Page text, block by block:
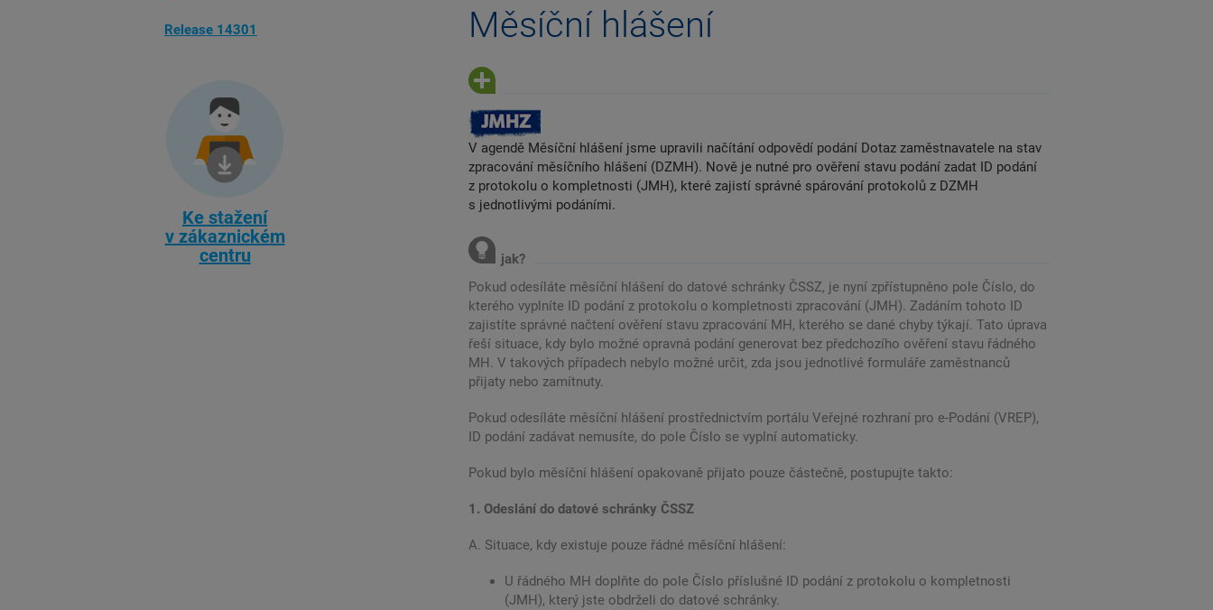
Release 14301
Ke stažení
v zákaznickém
centru
Měsíční hlášení
V agendě Měsíční hlášení jsme upravili načítání odpovědí podání Dotaz zaměstnavatele na stav
zpracování měsíčního hlášení (DZMH). Nově je nutné pro ověření stavu podání zadat ID podání
z protokolu o kompletnosti (JMH), které zajistí správné spárování protokolů z DZMH
s jednotlivými podáními.
Pokud odesíláte měsíční hlášení do datové schránky ČSSZ, je nyní zpřístupněno pole Číslo, do
kterého vyplníte ID podání z protokolu o kompletnosti zpracování (JMH). Zadáním tohoto ID
zajistíte správné načtení ověření stavu zpracování MH, kterého se dané chyby týkají. Tato úprava
řeší situace, kdy bylo možné opravná podání generovat bez předchozího ověření stavu řádného
MH. V takových případech nebylo možné určit, zda jsou jednotlivé formuláře zaměstnanců
přijaty nebo zamítnuty.
Pokud odesíláte měsíční hlášení prostřednictvím portálu Veřejné rozhraní pro e-Podání (VREP),
ID podání zadávat nemusíte, do pole Číslo se vyplní automaticky.
Pokud bylo měsíční hlášení opakovaně přijato pouze částečně, postupujte takto:
1. Odeslání do datové schránky ČSSZ
A. Situace, kdy existuje pouze řádné měsíční hlášení:
U řádného MH doplňte do pole Číslo příslušné ID podání z protokolu o kompletnosti
(JMH), který jste obdrželi do datové schránky.